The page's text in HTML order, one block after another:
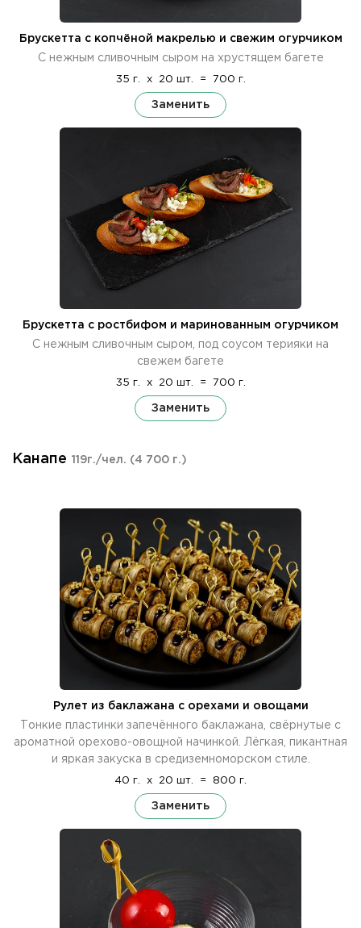
Брускетта с копчёной макрелью и свежим огурчиком
С нежным сливочным сыром на хрустящем багете
35 г. x 20 шт. = 700 г.
Заменить
Брускетта с ростбифом и маринованным огурчиком
С нежным сливочным сыром, под соусом терияки на
свежем багете
35 г. x 20 шт. = 700 г.
Заменить
Канапе 119г./чел. (4 700 г.)
Рулет из баклажана с орехами и овощами
Тонкие пластинки запечённого баклажана, свёрнутые с
ароматной орехово-овощной начинкой. Лёгкая, пикантная
и яркая закуска в средиземноморском стиле.
40 г. x 20 шт. = 800 г.
Заменить